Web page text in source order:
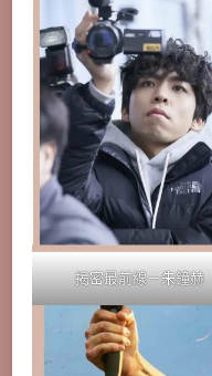
揭密最前線－朱鐘赫